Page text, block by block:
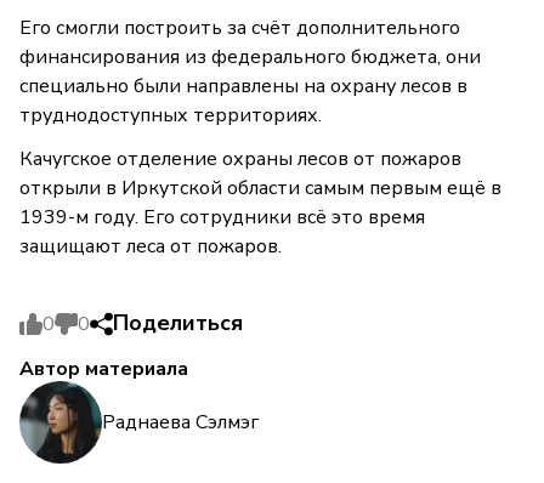
Его смогли построить за счёт дополнительного
финансирования из федерального бюджета, они
специально были направлены на охрану лесов в
труднодоступных территориях.
Качугское отделение охраны лесов от пожаров
открыли в Иркутской области самым первым ещё в
1939-м году. Его сотрудники всё это время
защищают леса от пожаров.
0 0 Поделиться
Автор материала
Раднаева Сэлмэг